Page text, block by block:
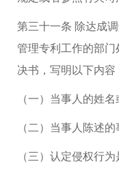
第三十一条 除达成
管理专利工作的部
决书，写明以下内容
（一）当事人的姓
（二）当事人陈述
（三）认定侵权行